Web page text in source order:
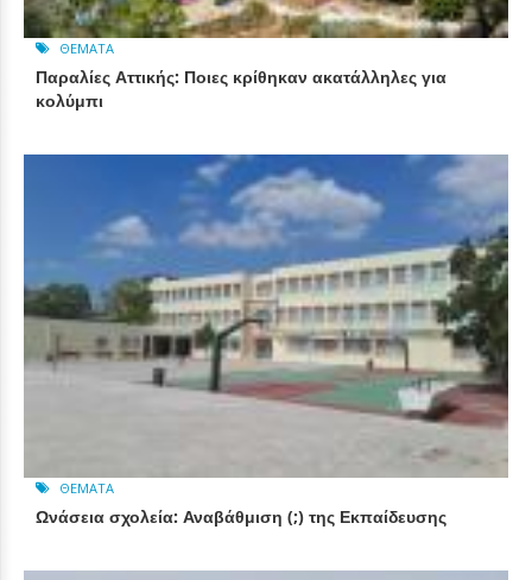
ΘΈΜΑΤΑ
Παραλίες Αττικής: Ποιες κρίθηκαν ακατάλληλες για
κολύμπι
ΘΈΜΑΤΑ
Ωνάσεια σχολεία: Αναβάθμιση (;) της Εκπαίδευσης